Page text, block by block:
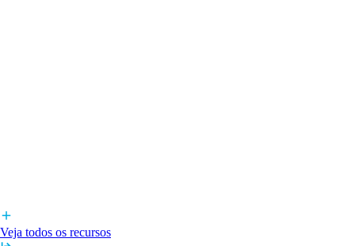
Veja todos os recursos